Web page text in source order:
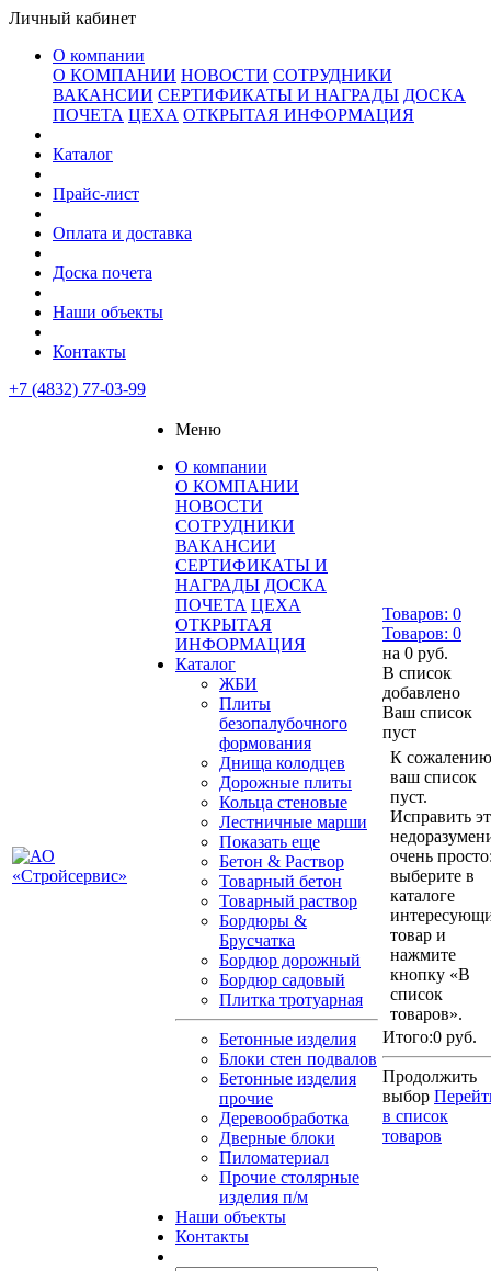
Личный кабинет
О компании
О КОМПАНИИ НОВОСТИ СОТРУДНИКИ
ВАКАНСИИ СЕРТИФИКАТЫ И НАГРАДЫ ДОСКА
ПОЧЕТА ЦЕХА ОТКРЫТАЯ ИНФОРМАЦИЯ
Каталог
Прайс-лист
Оплата и доставка
Доска почета
Наши объекты
Контакты
+7 (4832) 77-03-99
Меню
О компании
О КОМПАНИИ
НОВОСТИ
СОТРУДНИКИ
ВАКАНСИИ
СЕРТИФИКАТЫ И
НАГРАДЫ ДОСКА
ПОЧЕТА ЦЕХА
ОТКРЫТАЯ
ИНФОРМАЦИЯ
Каталог
ЖБИ
Плиты
безопалубочного
формования
Днища колодцев
Дорожные плиты
Кольца стеновые
Лестничные марши
Показать еще
Бетон & Раствор
Товарный бетон
Товарный раствор
Бордюры &
Брусчатка
Бордюр дорожный
Бордюр садовый
Плитка тротуарная
Бетонные изделия
Блоки стен подвалов
Бетонные изделия
прочие
Деревообработка
Дверные блоки
Пиломатериал
Прочие столярные
изделия п/м
Наши объекты
Контакты
Товаров: 0
Товаров: 0
на 0 руб.
В список
добавлено
Ваш список
пуст
К
ваш список
пуст.
Исправить
очень
выберите в
каталоге
товар и
нажмите
кнопку «В
список
товаров».
Итого:0 руб.
Продолжить
выбор
в список
товаров